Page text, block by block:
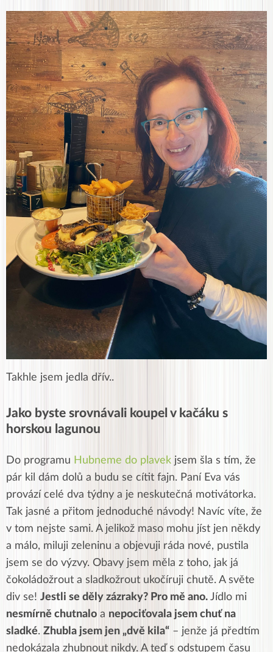
Takhle jsem jedla dřív..
Jako byste srovnávali koupel v kačáku s
horskou lagunou
Do programu Hubneme do plavek jsem šla s tím, že
pár kil dám dolů a budu se cítit fajn. Paní Eva vás
provází celé dva týdny a je neskutečná motivátorka.
Tak jasné a přitom jednoduché návody! Navíc víte, že
v tom nejste sami. A jelikož maso mohu jíst jen někdy
a málo, miluji zeleninu a objevuji ráda nové, pustila
jsem se do výzvy. Obavy jsem měla z toho, jak já
čokoládožrout a sladkožrout ukočíruji chutě. A světe
div se! Jestli se děly zázraky? Pro mě ano. Jídlo mi
nesmírně chutnalo a nepociťovala jsem chuť na
sladké. Zhubla jsem jen „dvě kila“ – jenže já předtím
nedokázala zhubnout nikdy. A teď s odstupem času